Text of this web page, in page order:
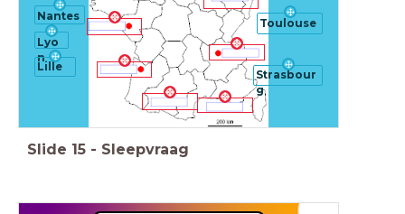
Nantes
Lyo
n
Lille
Strasbour
g
Toulouse
Slide 15 - Sleepvraag